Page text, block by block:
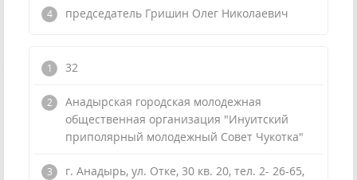
председатель Гришин Олег Николаевич
32
Анадырская городская молодежная
общественная организация "Инуитский
приполярный молодежный Совет Чукотка"
г. Анадырь, ул. Отке, 30 кв. 20, тел. 2- 26-65,